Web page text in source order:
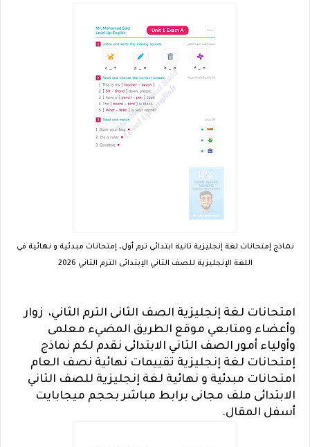
نماذج إمتحانات لغة إنجليزية تانية ابتدائي ترم أول، إمتحانات مبدئية و نهائية في
اللغة الإنجليزية للصف الثاني الإبتدائى الترم الثاني 2026
امتحانات لغة إنجليزية الصف الثانى الترم الثاني، زوار
وأعضاء ومتابعي موقع الطريق المضيء معلمى
وأولياء أمور الصف الثاني الابتدائى نقدم لكم نماذج
إمتحانات لغة إنجليزية تقييمات نهائية نصف العام
امتحانات مبدئية و نهائية لغة إنجليزية للصف الثاني
الابتدائى ملف مجانى برابط مباشر بحجم ميجابايت
أسفل المقال.